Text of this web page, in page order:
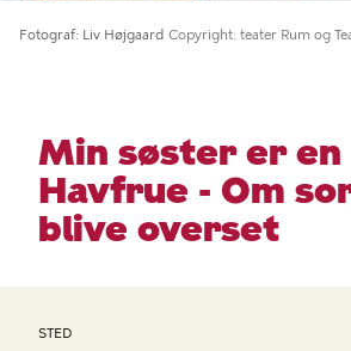
Fotograf Liv Højgaard Copyright teater Rum og
Min søster er en
Havfrue - Om
blive overset
STED